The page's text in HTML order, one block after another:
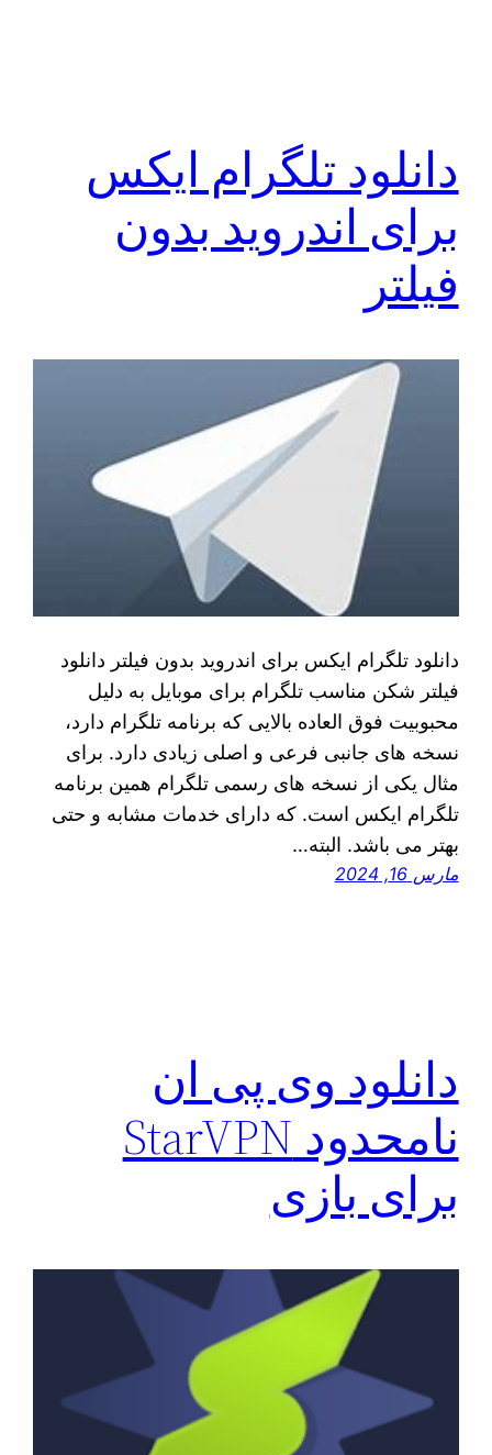
دانلود تلگرام ایکس
برای اندروید بدون
فیلتر
دانلود تلگرام ایکس برای اندروید بدون فیلتر دانلود
فیلتر شکن مناسب تلگرام برای موبایل به دلیل
محبوبیت فوق العاده بالایی که برنامه تلگرام دارد،
نسخه ‌های جانبی فرعی و اصلی زیادی دارد. برای
مثال یکی از نسخه ‌های رسمی تلگرام همین برنامه
تلگرام ایکس است. که دارای خدمات مشابه و حتی
بهتر می‌ باشد. البته…
مارس 16, 2024
دانلود وی پی ان
نامحدود StarVPN
برای بازی